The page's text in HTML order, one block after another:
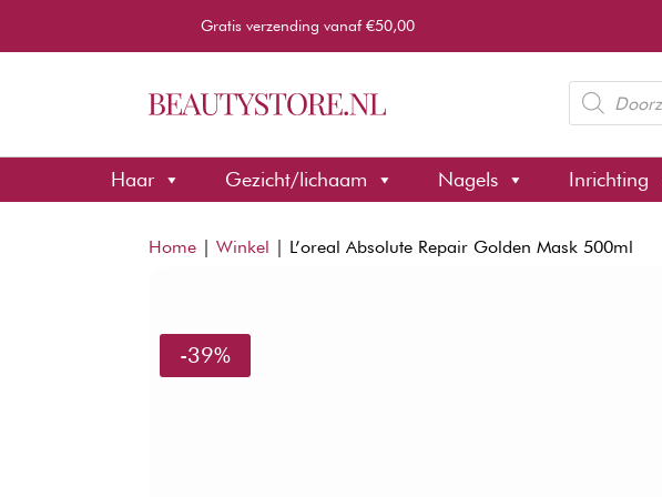
Gratis verzending vanaf €50,00
Producten
zoeken
Haar Gezicht/lichaam Nagels Inrichting
Home |Winkel | L’oreal Absolute Repair Golden Mask 500ml
-39%